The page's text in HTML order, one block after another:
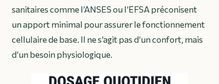
sanitaires comme l’ANSES ou l’EFSA préconisent
un apport minimal pour assurer le fonctionnement
cellulaire de base. Il ne s’agit pas d’un confort, mais
d’un besoin physiologique.